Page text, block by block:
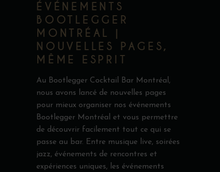
ÉVÉNEMENTS
BOOTLEGGER
MONTRÉAL |
NOUVELLES PAGES,
MÊME ESPRIT
Au Bootlegger Cocktail Bar Montréal,
nous avons lancé de nouvelles pages
pour mieux organiser nos événements
Bootlegger Montréal et vous permettre
de découvrir facilement tout ce qui se
passe au bar. Entre musique live, soirées
jazz, événements de rencontres et
expériences uniques, les événements